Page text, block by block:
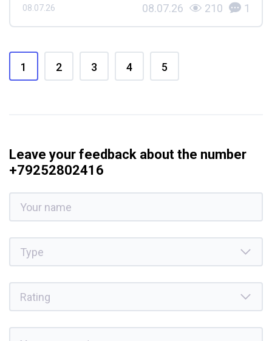
08.07.26 08.07.26 210 1
1 2 3 4 5
Leave your feedback about the number
+79252802416